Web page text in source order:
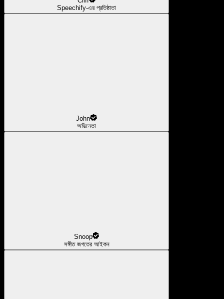
Speechify-এর প্রতিষ্ঠাতা
John
অভিনেতা
Snoop
সঙ্গীত জগতের আইকন